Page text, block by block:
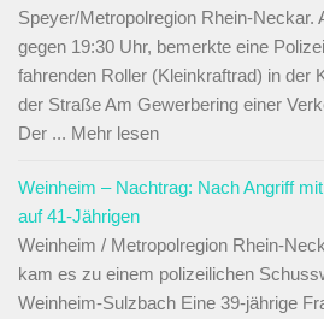
Speyer/Metropolregion Rhein-Neckar.
gegen 19:30 Uhr, bemerkte eine
fahrenden Roller (Kleinkraftrad) in der
der Straße Am Gewerbering einer
Der ... Mehr lesen
Weinheim – Nachtrag: Nach Angriff
auf 41-Jährigen
Weinheim / Metropolregion Rhein-
kam es zu einem polizeilichen
Weinheim-Sulzbach Eine 39-jährige